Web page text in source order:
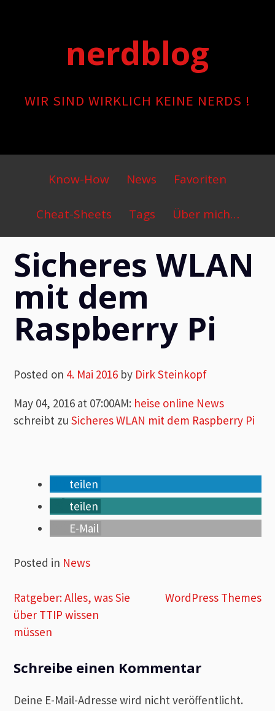
nerdblog
WIR SIND WIRKLICH KEINE NERDS !
Primary
Menu
Know-How News Favoriten
Cheat-Sheets Tags Über mich…
Sicheres WLAN
mit dem
Raspberry Pi
Posted on 4. Mai 2016 by Dirk Steinkopf
May 04, 2016 at 07:00AM: heise online News
schreibt zuSicheres WLAN mit dem Raspberry Pi
teilen
teilen
E-Mail
Posted in News
Beitragsnavigation
Ratgeber: Alles, was Sie
über TTIP wissen
müssen
WordPress Themes
Schreibe einen Kommentar
Deine E-Mail-Adresse wird nicht veröffentlicht.